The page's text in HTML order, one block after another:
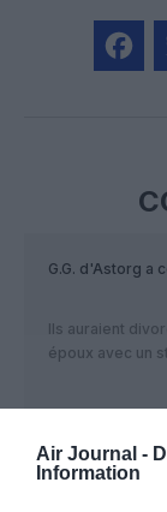
Air Journal -
Information
G.G. d'Astorg a
Ils auraient
époux avec un
Amera